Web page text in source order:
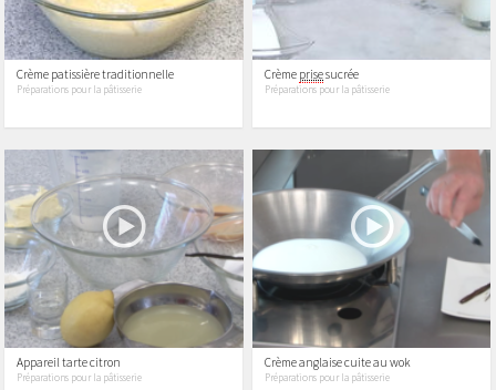
Crème patissière traditionnelle
Préparations pour la pâtisserie
Crème prisesucrée
Préparations pour la pâtisserie
Appareil tarte citron
Préparations pour la pâtisserie
Crème anglaise cuite au wok
Préparations pour la pâtisserie